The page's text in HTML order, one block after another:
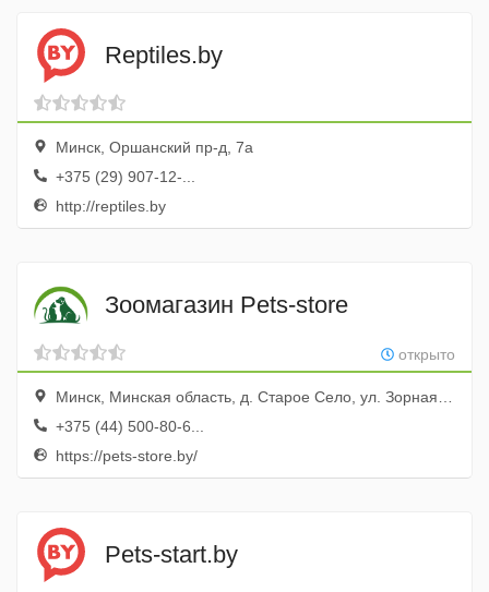
Reptiles.by
Минск, Оршанский пр-д, 7а
+375 (29) 907-12-...
http://reptiles.by
Зоомагазин Pets-store
открыто
Минск, Минская область, д. Старое Село, ул. Зорная, д. 6
+375 (44) 500-80-6...
https://pets-store.by/
Pets-start.by